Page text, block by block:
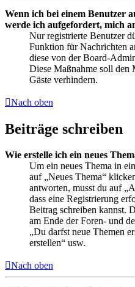
Wenn ich bei einem Benutzer
werde ich aufgefordert, mich
Nur registrierte Benutzer
Funktion für Nachrichten
diese von der Board-
Diese Maßnahme soll den
Gäste verhindern.
Nach oben
Beiträge schreiben
Wie erstelle ich ein neues
Um ein neues Thema in
auf „Neues Thema“
antworten, musst du auf
dass eine Registrierung
Beitrag schreiben kannst.
am Ende der Foren- und
„Du darfst neue Themen
erstellen“ usw.
Nach oben